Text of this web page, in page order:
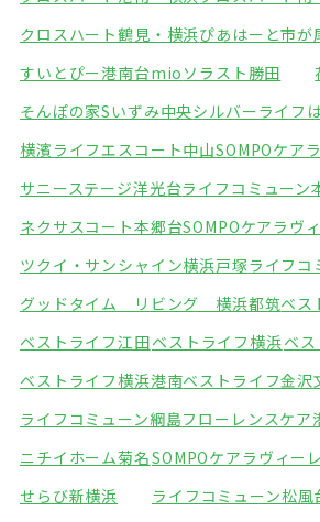
クロスハート鶴見・横浜ぴあはーと市が
すいとぴー港南台mio ソラスト勝田
そんぽの家Sいずみ中央シルバーライフ
横濱ライフエスコート中山SOMPOケア
サニーステージ洋光台ライフコミューン
ネクサスコート本郷台SOMPOケアラヴ
ツクイ・サンシャイン横浜戸塚ライフコ
グッドタイム リビング 横浜都筑ベス
ベストライフ江田ベストライフ横浜ベ
ベストライフ横浜港南ベストライフ金沢
ライフコミューン綱島フローレンスケア
ニチイホーム菊名SOMPOケアラヴィー
せらび新横浜
ライフコミューン松風